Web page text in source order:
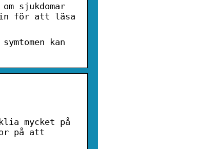
sjukdomar
in för att läsa
kan
mycket på
på att